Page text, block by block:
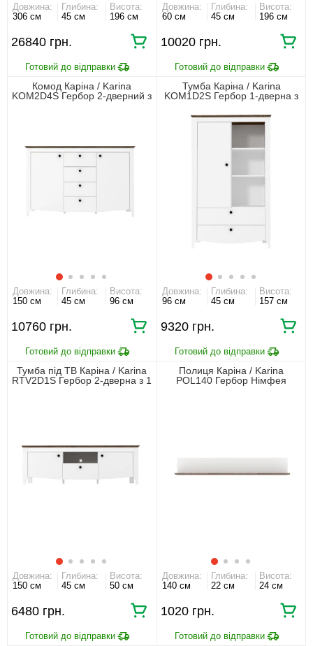
Довжина:
306 см
Глибина:
45 см
Висота:
196 см
26840 грн.
Довжина:
60 см
Глибина:
45 см
Висота:
196 см
10020 грн.
Комод Каріна / Karina
KOM2D4S Гербор 2-дверний з
Довжина:
150 см
Глибина:
45 см
Висота:
96 см
10760 грн.
Тумба Каріна / Karina
KOM1D2S Гербор 1-дверна з
дуб сонома трюфель
Довжина:
96 см
Глибина:
45 см
Висота:
157 см
9320 грн.
Тумба під ТВ Каріна / Karina
RTV2D1S Гербор 2-дверна з 1
Довжина:
150 см
Глибина:
45 см
Висота:
50 см
6480 грн.
Полиця Каріна / Karina
POL140 Гербор Німфея
Довжина:
140 см
Глибина:
22 см
Висота:
24 см
1020 грн.